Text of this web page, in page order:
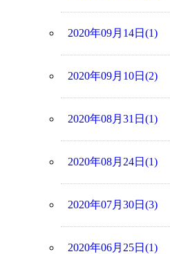
2020年09月14日(1)
2020年09月10日(2)
2020年08月31日(1)
2020年08月24日(1)
2020年07月30日(3)
2020年06月25日(1)